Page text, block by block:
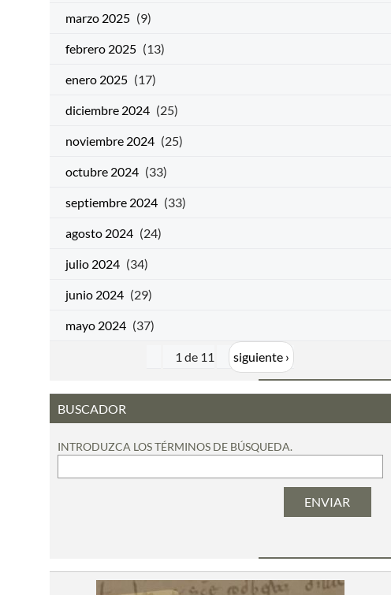
marzo 2025 (9)
febrero 2025 (13)
enero 2025 (17)
diciembre 2024 (25)
noviembre 2024 (25)
octubre 2024 (33)
septiembre 2024 (33)
agosto 2024 (24)
julio 2024 (34)
junio 2024 (29)
mayo 2024 (37)
1 de 11 siguiente ›
BUSCADOR
INTRODUZCA LOS TÉRMINOS DE BÚSQUEDA.